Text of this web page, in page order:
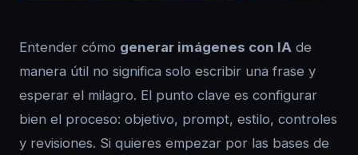
Entender cómo generar imágenes con IA de
manera útil no significa solo escribir una frase y
esperar el milagro. El punto clave es configurar
bien el proceso: objetivo, prompt, estilo, controles
y revisiones. Si quieres empezar por las bases de